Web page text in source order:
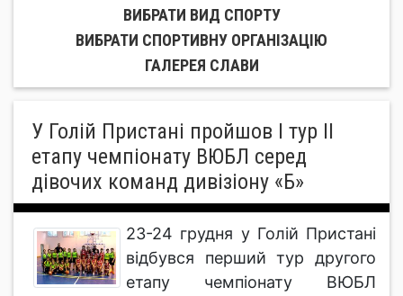
ВИБРАТИ ВИД СПОРТУ
ВИБРАТИ СПОРТИВНУ ОРГАНIЗАЦIЮ
ГАЛЕРЕЯ СЛАВИ
У Голій Пристані пройшов І тур ІІ
етапу чемпіонату ВЮБЛ серед
дівочих команд дивізіону «Б»
23-24 грудня у Голій Пристані
відбувся перший тур другого
етапу чемпіонату ВЮБЛ